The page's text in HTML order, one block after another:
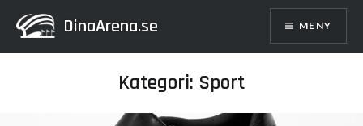
Hoppa
innehåll
DinaArena.se MENY
Kategori: Sport